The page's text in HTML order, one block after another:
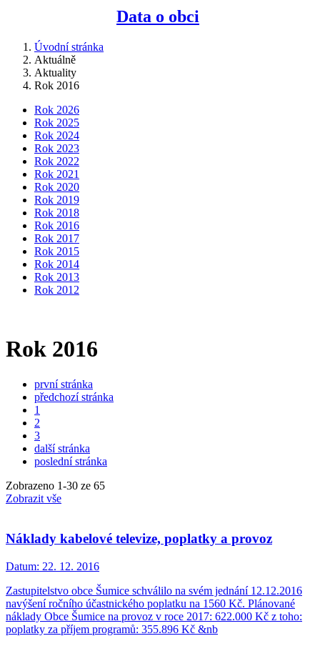
Data o obci
Úvodní stránka
Aktuálně
Aktuality
Rok 2016
Rok 2026
Rok 2025
Rok 2024
Rok 2023
Rok 2022
Rok 2021
Rok 2020
Rok 2019
Rok 2018
Rok 2016
Rok 2017
Rok 2015
Rok 2014
Rok 2013
Rok 2012
Rok 2016
první stránka
předchozí stránka
1
2
3
další stránka
poslední stránka
Zobrazeno 1-30 ze 65
Zobrazit vše
Náklady kabelové televize, poplatky a provoz
Datum: 22. 12. 2016
Zastupitelstvo obce Šumice schválilo na svém jednání 12.12.2016
navýšení ročního účastnického poplatku na 1560 Kč. Plánované
náklady Obce Šumice na provoz v roce 2017: 622.000 Kč z toho:
poplatky za příjem programů: 355.896 Kč &nb